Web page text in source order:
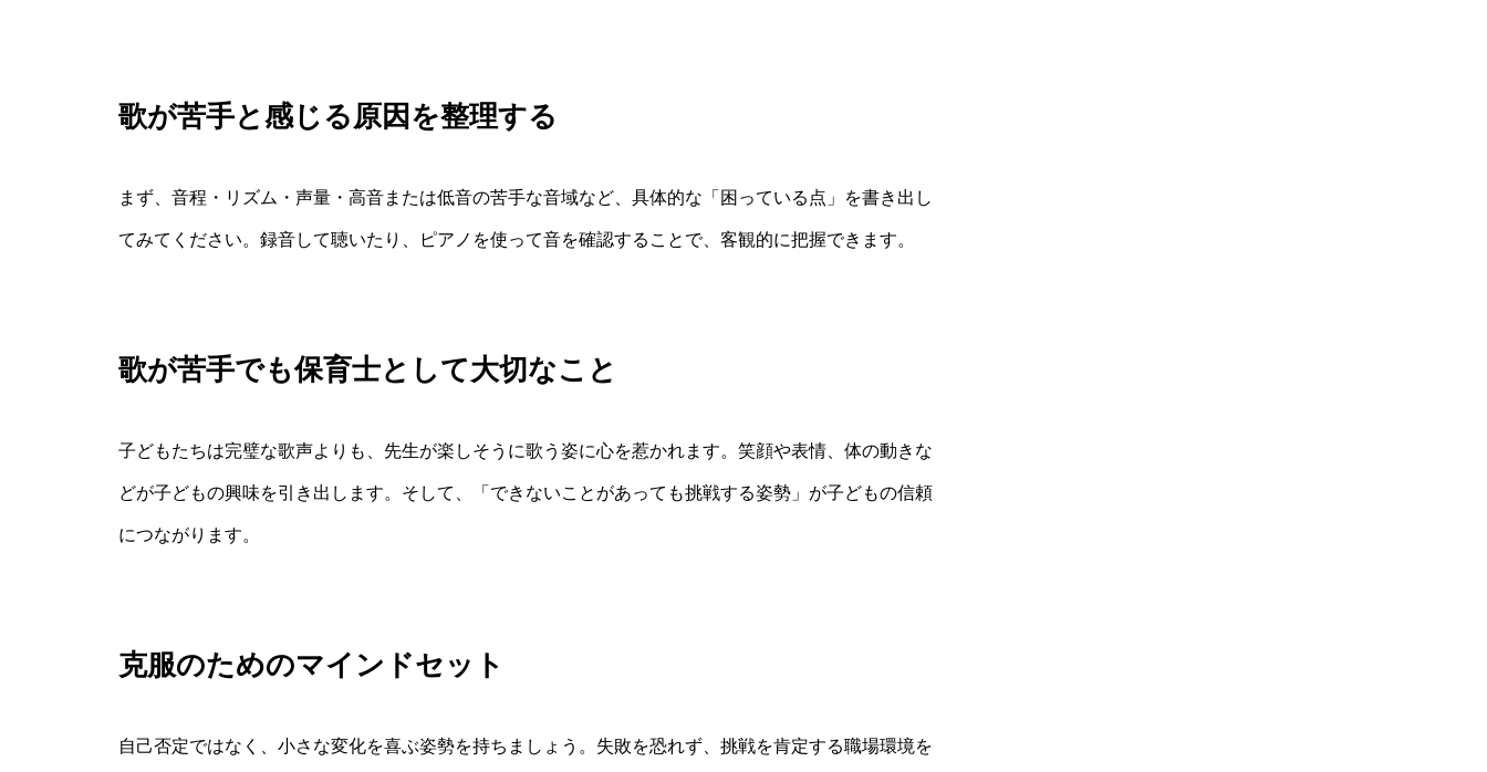
歌が苦手と感じる原因を整理する
まず、音程・リズム・声量・高音または低音の苦手な音域など、具体的な「困っている点」を書き出し
てみてください。録音して聴いたり、ピアノを使って音を確認することで、客観的に把握できます。
歌が苦手でも保育士として大切なこと
子どもたちは完璧な歌声よりも、先生が楽しそうに歌う姿に心を惹かれます。笑顔や表情、体の動きな
どが子どもの興味を引き出します。そして、「できないことがあっても挑戦する姿勢」が子どもの信頼
につながります。
克服のためのマインドセット
自己否定ではなく、小さな変化を喜ぶ姿勢を持ちましょう。失敗を恐れず、挑戦を肯定する職場環境を